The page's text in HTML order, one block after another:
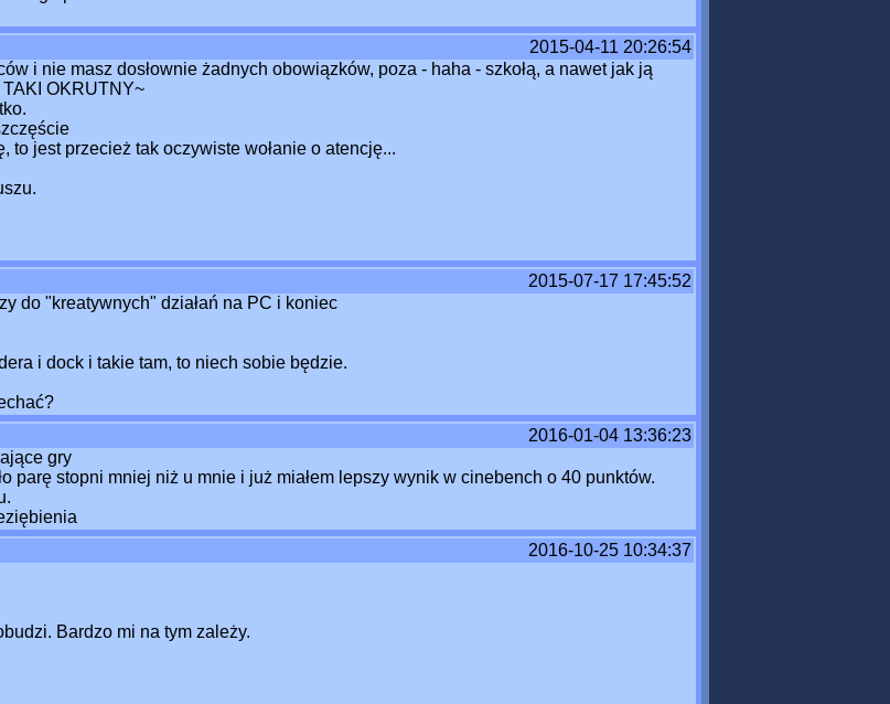
2015-04-11 20:26:54
i nie masz dosłownie żadnych obowiązków, poza - haha - szkołą, a nawet jak ją
OKRUTNY~
jest przecież tak oczywiste wołanie o atencję...
2015-07-17 17:45:52
do "kreatywnych" działań na PC i koniec
i dock i takie tam, to niech sobie będzie.
2016-01-04 13:36:23
gry
parę stopni mniej niż u mnie i już miałem lepszy wynik w cinebench o 40 punktów.
2016-10-25 10:34:37
Bardzo mi na tym zależy.